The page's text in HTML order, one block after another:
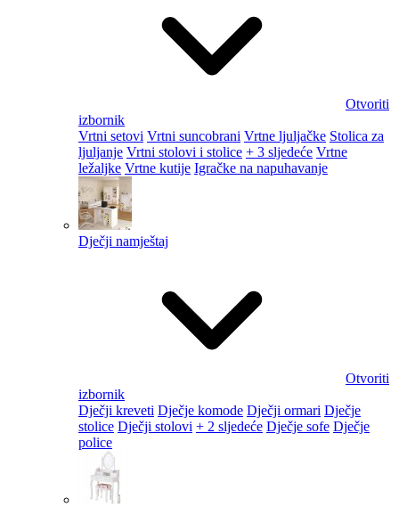
Otvoriti
izbornik
Vrtni setovi Vrtni suncobrani Vrtne ljuljačke Stolica za
ljuljanje Vrtni stolovi i stolice + 3 sljedeće Vrtne
ležaljke Vrtne kutije Igračke na napuhavanje
Dječji namještaj
Otvoriti
izbornik
Dječji kreveti Dječje komode Dječji ormari Dječje
stolice Dječji stolovi + 2 sljedeće Dječje sofe Dječje
police